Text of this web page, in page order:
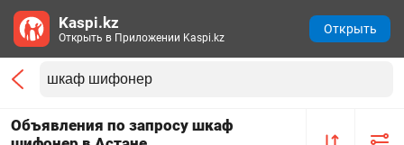
Объявления по запросу шкаф
Kaspi.kz
Открыть в Приложении Kaspi.kz
Открыть